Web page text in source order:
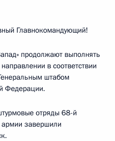
Главнокомандующий!
продолжают выполнять
в соответствии
штабом
Федерации.
отряды 68-й
армии завершили